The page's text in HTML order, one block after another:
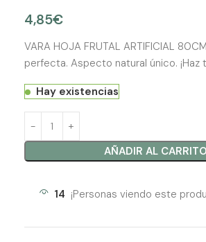
4,85€
VARA HOJA FRUTAL ARTIFICIAL
perfecta. Aspecto natural único. ¡Haz
Hay existencias
AÑADIR AL CARRITO
14 ¡Personas viendo este